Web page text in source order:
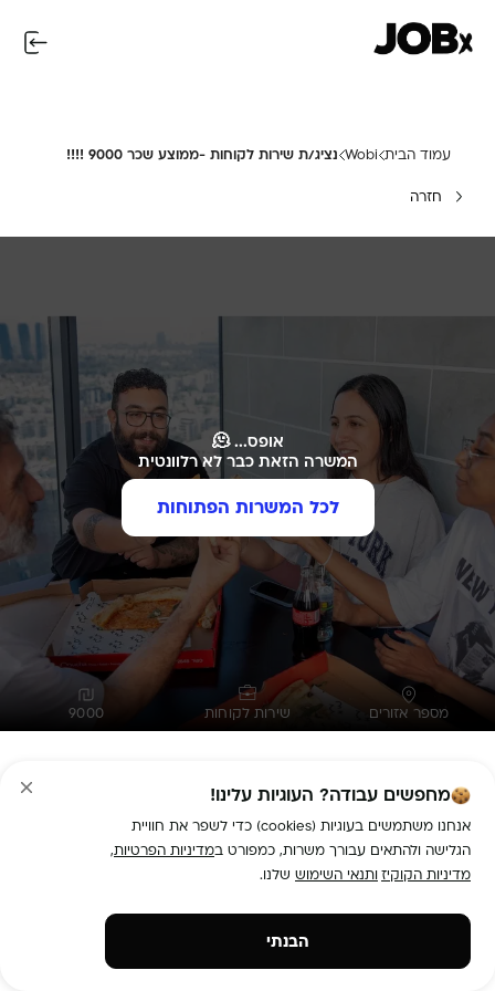
מחפשים עבודה? העוגיות עלינו!
אנחנו משתמשים בעוגיות (cookies) כדי לשפר את חוויית
הגלישה ולהתאים עבורך משרות, כמפורט במדיניות הפרטיות,
מדיניות הקוקיזותנאי השימוש שלנו.
הבנתי
עמוד הבית Wobi נציג/ת שירות לקוחות -ממוצע שכר 9000 !!!!
חזרה
אופס... 🫠
המשרה הזאת כבר לא רלוונטית
לכל המשרות הפתוחות
מספר אזורים שירות לקוחות 9000
תיאור המשרה:
wobi  מגייסת נציגי שירות ומכירה ומזמינה אתכם/ן
להיות חלק ממוקד שירות הלקוחות המקצועי שלנו, בסביבת
•	מתן מענה טלפוני ללקוחות החברה (שיחות נכנסות וטיפול